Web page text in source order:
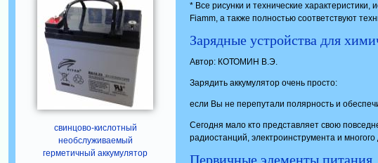
свинцово-кислотный
необслуживаемый
герметичный аккумулятор
* Все рисунки и технические
Fiamm, а также полностью соответствуют
Зарядные устройства для
Автор: КОТОМИН В.Э.
Зарядить аккумулятор очень просто:
если Вы не перепутали полярность и
Сегодня мало кто представляет свою
радиостанций, электроинструмента и
Первичные элементы питания